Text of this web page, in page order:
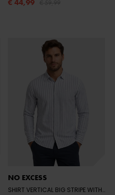
€ 44,99
NO EXCESS
SHIRT VERTICAL BIG STRIPE WITH LINEN